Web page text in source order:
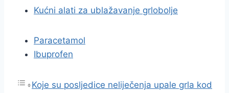
Kućni alati za ublažavanje grlobolje
Paracetamol
Ibuprofen
Koje su posljedice neliječenja upale grla kod